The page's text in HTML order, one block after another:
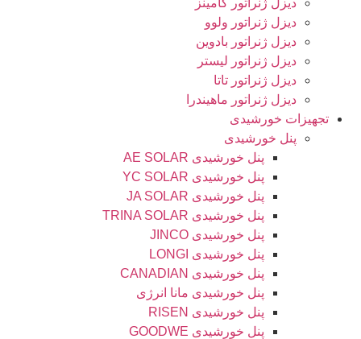
دیزل ژنراتور کامینز
دیزل ژنراتور ولوو
دیزل ژنراتور بادوین
دیزل ژنراتور لیستر
دیزل ژنراتور تاتا
دیزل ژنراتور ماهیندرا
تجهیزات خورشیدی
پنل خورشیدی
پنل خورشیدی AE SOLAR
پنل خورشیدی YC SOLAR
پنل خورشیدی JA SOLAR
پنل خورشیدی TRINA SOLAR
پنل خورشیدی JINCO
پنل خورشیدی LONGI
پنل خورشیدی CANADIAN
پنل خورشیدی مانا انرژی
پنل خورشیدی RISEN
پنل خورشیدی GOODWE